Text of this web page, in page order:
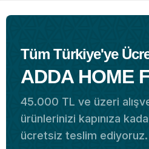
Tüm Türkiye'ye
ADDA HOME
45.000 TL ve üzeri
ürünlerinizi kapınıza
ücretsiz teslim ediyoruz.